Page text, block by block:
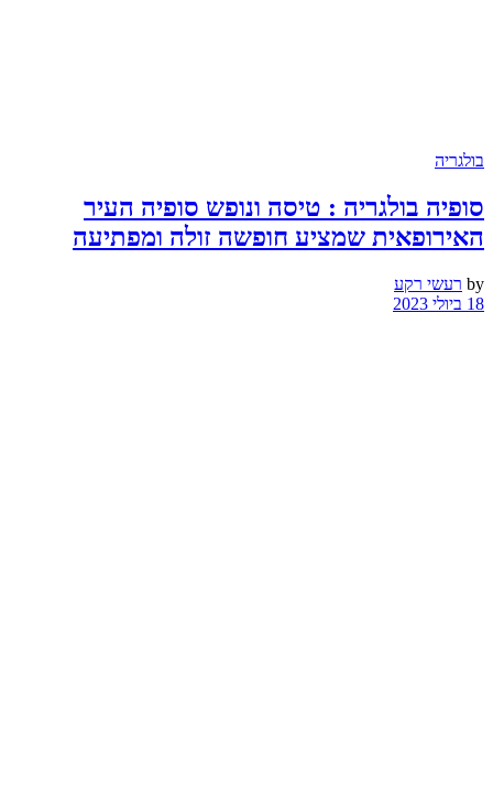
בולגריה
סופיה בולגריה : טיסה ונופש סופיה העיר
האירופאית שמציע חופשה זולה ומפתיעה
by רעשי רקע
18 ביולי 2023